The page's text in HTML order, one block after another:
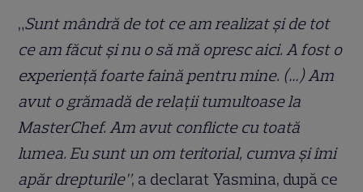
„Sunt mândră de tot ce am realizat și de tot
ce am făcut și nu o să mă opresc aici. A fost o
experiență foarte faină pentru mine. (…) Am
avut o grămadă de relații tumultoase la
MasterChef. Am avut conflicte cu toată
lumea. Eu sunt un om teritorial, cumva și îmi
apăr drepturile”, a declarat Yasmina, după ce